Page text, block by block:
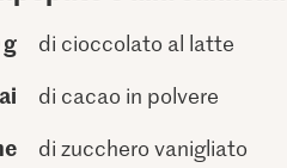
di cioccolato al latte
di cacao in polvere
di zucchero vanigliato